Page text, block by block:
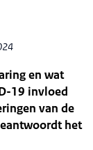
en wat
19 invloed
van de
het